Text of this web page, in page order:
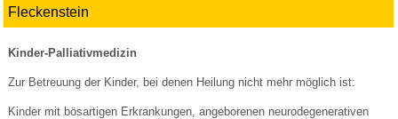
Fleckenstein
Kinder-Palliativmedizin
Zur Betreuung der Kinder, bei denen Heilung nicht mehr möglich ist:
Kinder mit bösartigen Erkrankungen, angeborenen neurodegenerativen